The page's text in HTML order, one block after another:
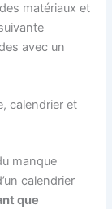
matériaux et
avec un
calendrier et
manque
calendrier
que